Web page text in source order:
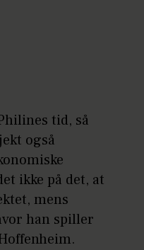
tid, så
også
ikke på det, at
mens
han spiller